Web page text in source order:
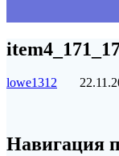
lowe1312
Навигация